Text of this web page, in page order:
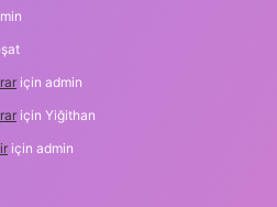
için admin
için Yiğithan
için admin